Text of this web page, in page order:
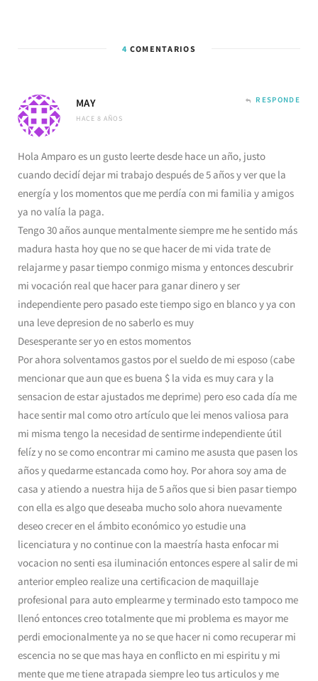
4 COMENTARIOS
MAY
HACE 8 AÑOS
RESPONDE
Hola Amparo es un gusto leerte desde hace un año, justo
cuando decidí dejar mi trabajo después de 5 años y ver que la
energía y los momentos que me perdía con mi familia y amigos
ya no valía la paga.
Tengo 30 años aunque mentalmente siempre me he sentido más
madura hasta hoy que no se que hacer de mi vida trate de
relajarme y pasar tiempo conmigo misma y entonces descubrir
mi vocación real que hacer para ganar dinero y ser
independiente pero pasado este tiempo sigo en blanco y ya con
una leve depresion de no saberlo es muy
Desesperante ser yo en estos momentos
Por ahora solventamos gastos por el sueldo de mi esposo (cabe
mencionar que aun que es buena $ la vida es muy cara y la
sensacion de estar ajustados me deprime) pero eso cada día me
hace sentir mal como otro artículo que lei menos valiosa para
mi misma tengo la necesidad de sentirme independiente útil
felíz y no se como encontrar mi camino me asusta que pasen los
años y quedarme estancada como hoy. Por ahora soy ama de
casa y atiendo a nuestra hija de 5 años que si bien pasar tiempo
con ella es algo que deseaba mucho solo ahora nuevamente
deseo crecer en el ámbito económico yo estudie una
licenciatura y no continue con la maestría hasta enfocar mi
vocacion no senti esa iluminación entonces espere al salir de mi
anterior empleo realize una certificacion de maquillaje
profesional para auto emplearme y terminado esto tampoco me
llenó entonces creo totalmente que mi problema es mayor me
perdi emocionalmente ya no se que hacer ni como recuperar mi
escencia no se que mas haya en conflicto en mi espiritu y mi
mente que me tiene atrapada siempre leo tus articulos y me